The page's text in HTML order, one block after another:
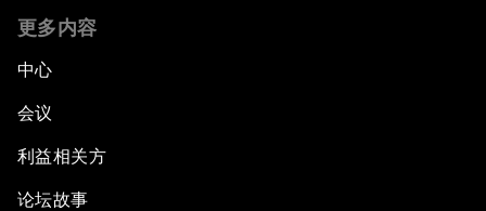
更多内容
中心
会议
利益相关方
论坛故事